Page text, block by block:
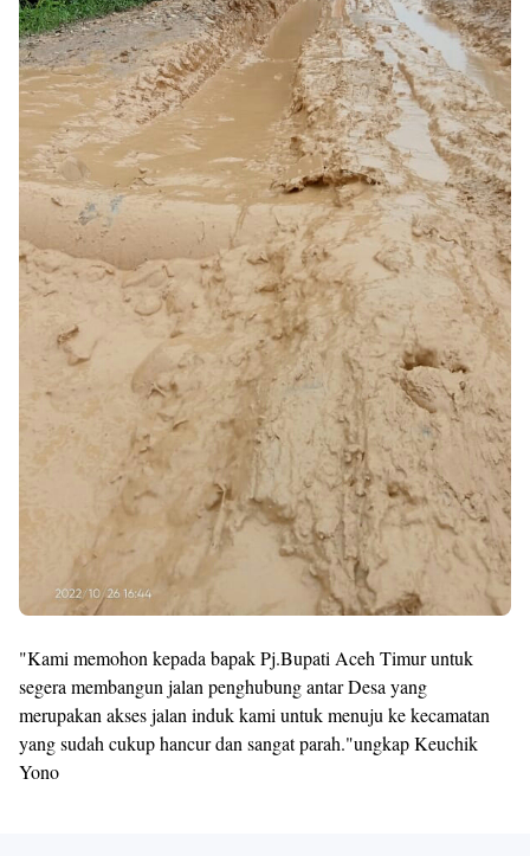
"Kami memohon kepada bapak Pj.Bupati Aceh Timur untuk
segera membangun jalan penghubung antar Desa yang
merupakan akses jalan induk kami untuk menuju ke kecamatan
yang sudah cukup hancur dan sangat parah."ungkap Keuchik
Yono